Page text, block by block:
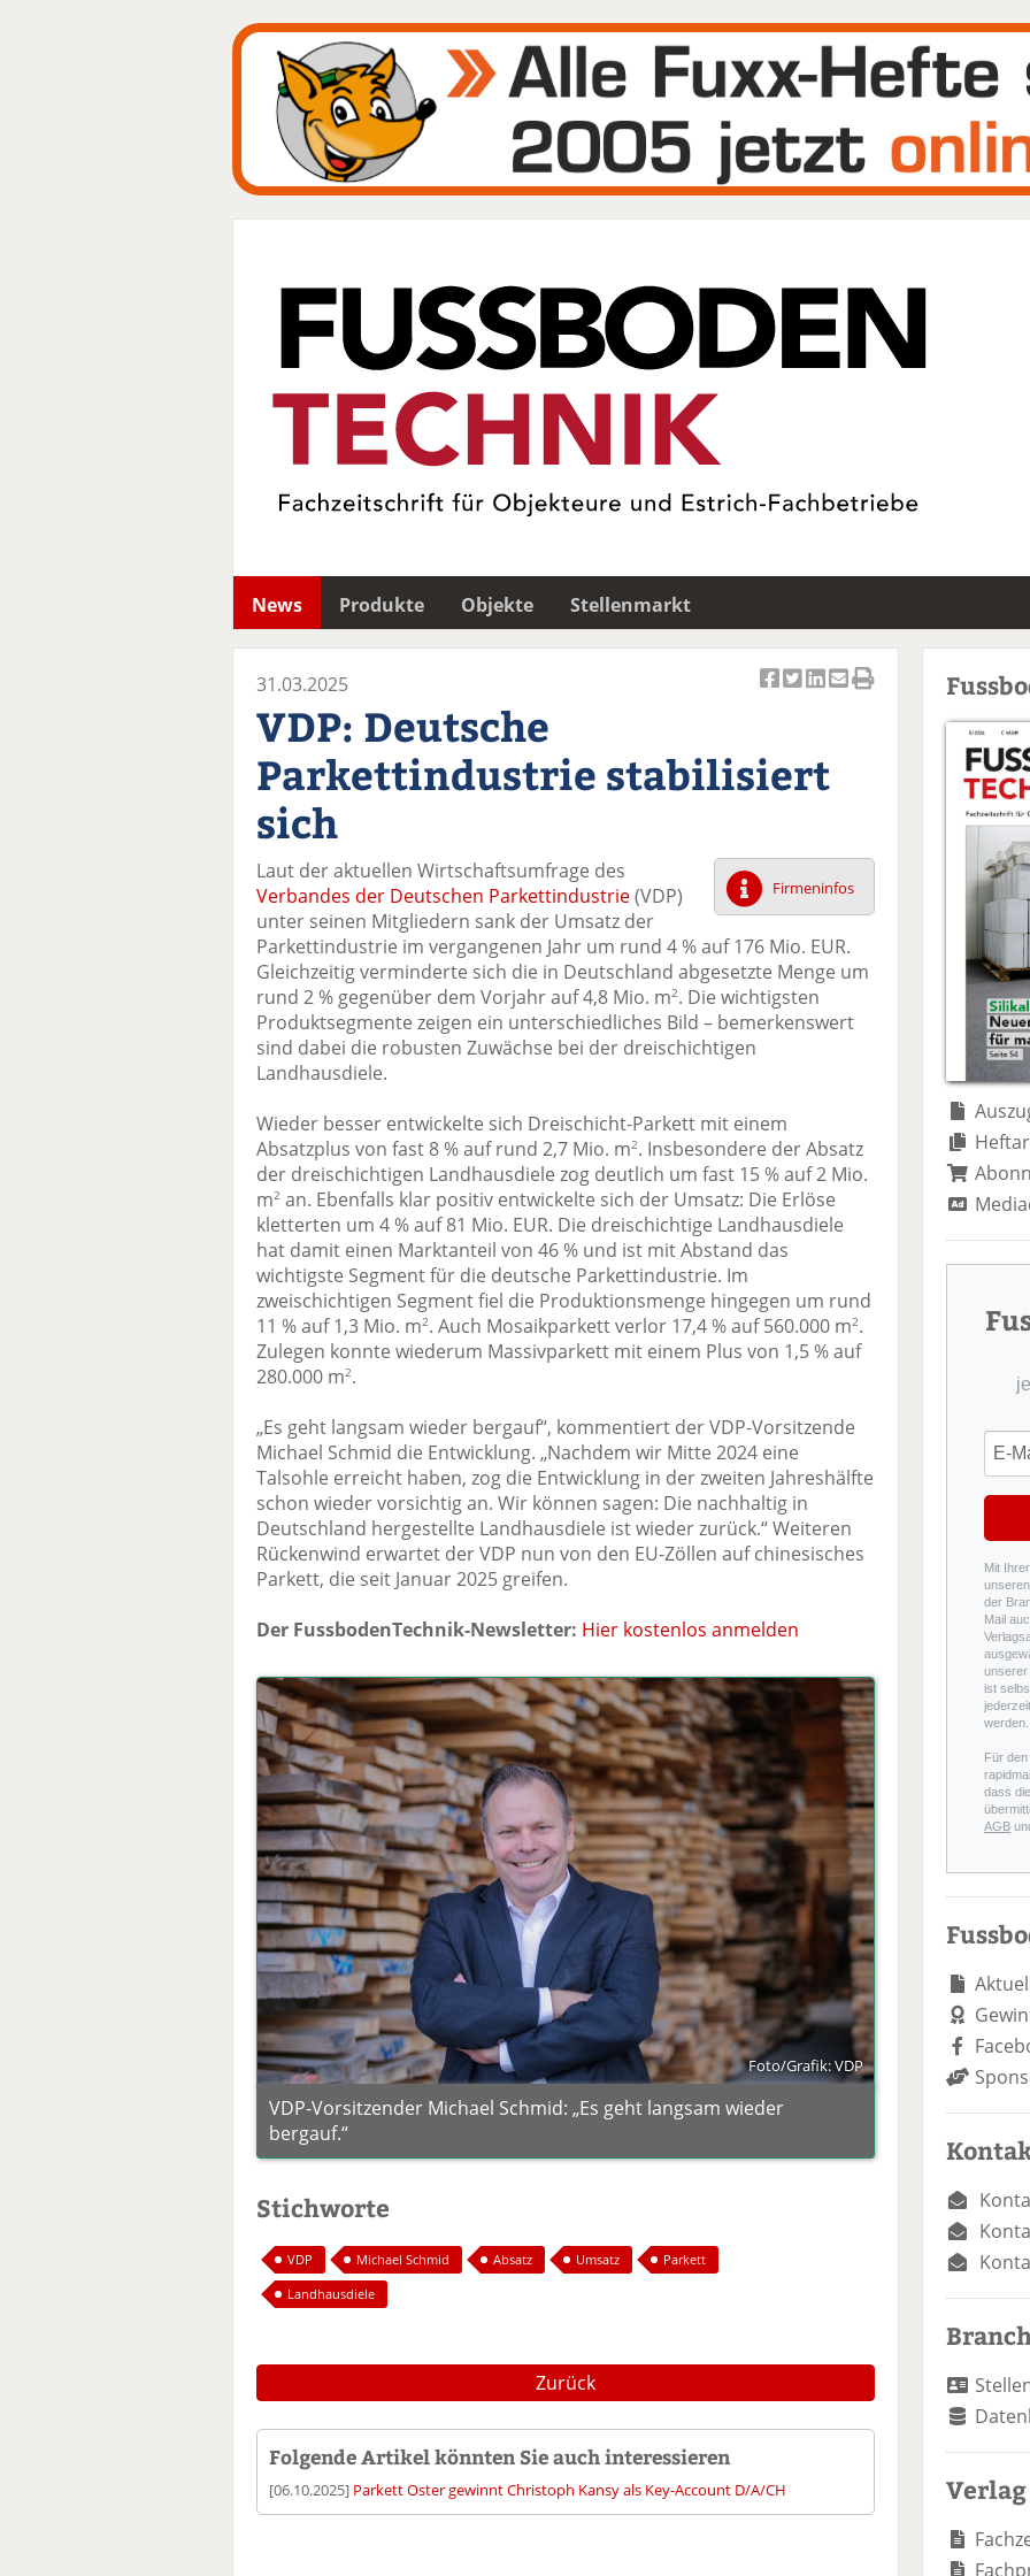
News Produkte Objekte
Stellenmarkt
k
el
F
ac
e
o
o
k
te
el
tt
er
el
Li
n
di
n
te
il
el
E
m
v
er
n
ck
e
31.03.2025
VDP: Deutsche
Parkettindustrie stabilisiert
sich
Firmeninfos
Laut der aktuellen Wirtschaftsumfrage des
Verbandes der Deutschen Parkettindustrie(VDP)
unter seinen Mitgliedern sank der Umsatz der
Parkettindustrie im vergangenen Jahr um rund 4 % auf 176 Mio. EUR.
Gleichzeitig verminderte sich die in Deutschland abgesetzte Menge um
rund 2 % gegenüber dem Vorjahr auf 4,8 Mio. m2. Die wichtigsten
Produktsegmente zeigen ein unterschiedliches Bild – bemerkenswert
sind dabei die robusten Zuwächse bei der dreischichtigen
Landhausdiele.
Wieder besser entwickelte sich Dreischicht-Parkett mit einem
Absatzplus von fast 8 % auf rund 2,7 Mio. m2. Insbesondere der Absatz
der dreischichtigen Landhausdiele zog deutlich um fast 15 % auf 2 Mio.
m2 an. Ebenfalls klar positiv entwickelte sich der Umsatz: Die Erlöse
kletterten um 4 % auf 81 Mio. EUR. Die dreischichtige Landhausdiele
hat damit einen Marktanteil von 46 % und ist mit Abstand das
wichtigste Segment für die deutsche Parkettindustrie. Im
zweischichtigen Segment fiel die Produktionsmenge hingegen um rund
11 % auf 1,3 Mio. m2. Auch Mosaikparkett verlor 17,4 % auf 560.000 m2.
Zulegen konnte wiederum Massivparkett mit einem Plus von 1,5 % auf
280.000 m2.
„Es geht langsam wieder bergauf“, kommentiert der VDP-Vorsitzende
Michael Schmid die Entwicklung. „Nachdem wir Mitte 2024 eine
Talsohle erreicht haben, zog die Entwicklung in der zweiten Jahreshälfte
schon wieder vorsichtig an. Wir können sagen: Die nachhaltig in
Deutschland hergestellte Landhausdiele ist wieder zurück.“ Weiteren
Rückenwind erwartet der VDP nun von den EU-Zöllen auf chinesisches
Parkett, die seit Januar 2025 greifen.
Der FussbodenTechnik-Newsletter: Hier kostenlos anmelden
Foto/Grafik: VDP
VDP-Vorsitzender Michael Schmid: „Es geht langsam wieder
bergauf.“
Stichworte
VDP Michael Schmid Absatz Umsatz
Parkett
Landhausdiele
Zurück
Folgende Artikel könnten Sie auch interessieren
[06.10.2025] Parkett Oster gewinnt Christoph Kansy als Key-Account D/A/CH
Mit
der
Mail
unserer
ist
werden.
Für
dass
AGB
Verlag